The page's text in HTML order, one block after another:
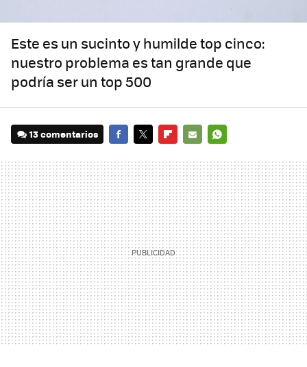
Este es un sucinto y humilde top cinco:
nuestro problema es tan grande que
podría ser un top 500
13 comentarios
MAIL